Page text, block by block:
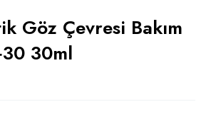
Göz Çevresi Bakım
30ml